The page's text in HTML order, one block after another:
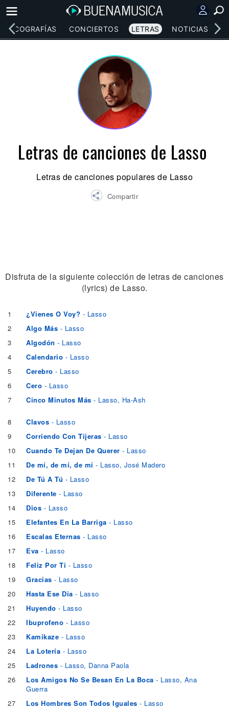
DISCOGRAFÍAS CONCIERTOS LETRAS NOTICIAS
Letras de canciones de Lasso
Letras de canciones populares de Lasso
Compartir
Disfruta de la siguiente colección de letras de canciones
(lyrics) de Lasso.
1 ¿Vienes O Voy? - Lasso
2
Algo Más - Lasso
3
Algodón - Lasso
4
Calendario - Lasso
5
Cerebro - Lasso
6
Cero - Lasso
7
Cinco Minutos Más - Lasso, Ha-Ash
8 Clavos - Lasso
9
Corriendo Con Tijeras - Lasso
10
Cuando Te Dejan De Querer - Lasso
11
De mí, de mí, de mí - Lasso, José Madero
12
De Tú A Tú - Lasso
13
Diferente - Lasso
14
Dios - Lasso
15
Elefantes En La Barriga - Lasso
16
Escalas Eternas - Lasso
17
Eva - Lasso
18
Feliz Por Ti - Lasso
19
Gracias - Lasso
20
Hasta Ese Dia - Lasso
21
Huyendo - Lasso
22
Ibuprofeno - Lasso
23
Kamikaze - Lasso
24
La Lotería - Lasso
25
Ladrones - Lasso, Danna Paola
26
Los Amigos No Se Besan En La Boca - Lasso, Ana
Guerra
27
Los Hombres Son Todos Iguales - Lasso